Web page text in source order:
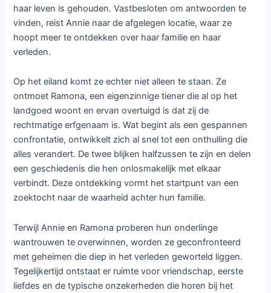
haar leven is gehouden. Vastbesloten om antwoorden te
vinden, reist Annie naar de afgelegen locatie, waar ze
hoopt meer te ontdekken over haar familie en haar
verleden.
Op het eiland komt ze echter niet alleen te staan. Ze
ontmoet Ramona, een eigenzinnige tiener die al op het
landgoed woont en ervan overtuigd is dat zij de
rechtmatige erfgenaam is. Wat begint als een gespannen
confrontatie, ontwikkelt zich al snel tot een onthulling die
alles verandert. De twee blijken halfzussen te zijn en delen
een geschiedenis die hen onlosmakelijk met elkaar
verbindt. Deze ontdekking vormt het startpunt van een
zoektocht naar de waarheid achter hun familie.
Terwijl Annie en Ramona proberen hun onderlinge
wantrouwen te overwinnen, worden ze geconfronteerd
met geheimen die diep in het verleden geworteld liggen.
Tegelijkertijd ontstaat er ruimte voor vriendschap, eerste
liefdes en de typische onzekerheden die horen bij het